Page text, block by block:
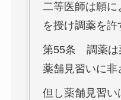
二等医師は願に
を授け調薬を許
第55条 調薬は
薬舗見習いに非
但し薬舗見習い